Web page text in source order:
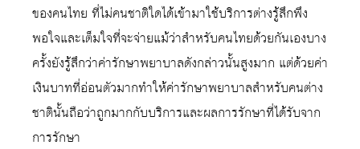
ของคนไทย ที่ไม่คนชาติใดได้เข้ามาใช้บริการต่างรู้สึกพึง
พอใจและเต็มใจที่จะจ่ายแม้ว่าสำหรับคนไทยด้วยกันเองบาง
ครั้งยังรู้สึกว่าค่ารักษาพยาบาลดังกล่าวนั้นสูงมาก แต่ด้วยค่า
เงินบาทที่อ่อนตัวมากทำให้ค่ารักษาพยาบาลสำหรับคนต่าง
ชาตินั้นถือว่าถูกมากกับบริการและผลการรักษาที่ได้รับจาก
การรักษา